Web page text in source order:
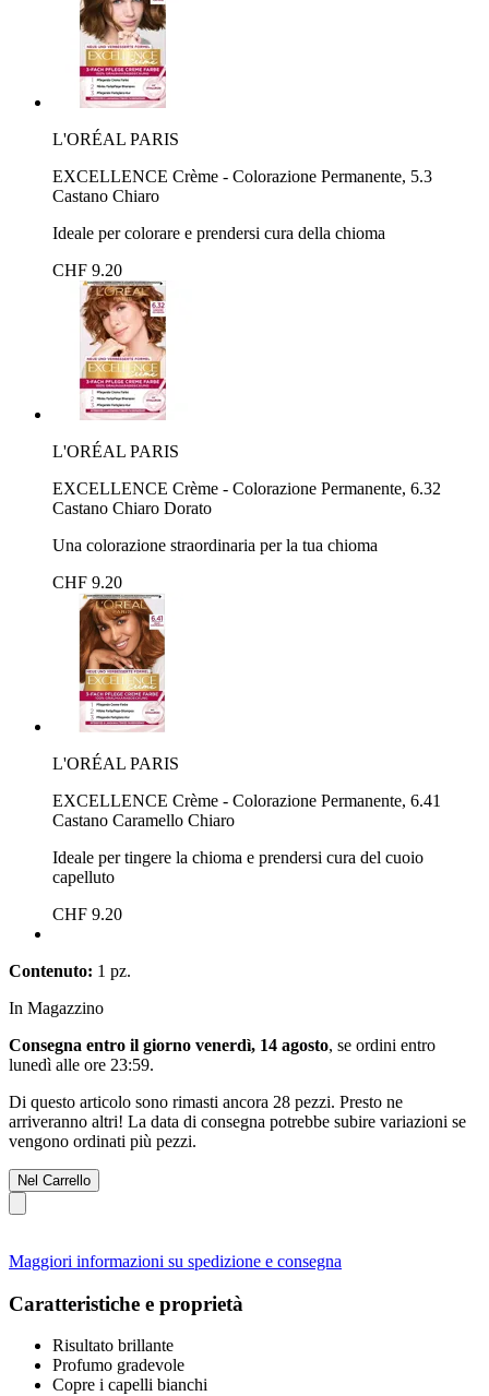
L'ORÉAL PARIS
EXCELLENCE Crème - Colorazione Permanente, 5.3
Castano Chiaro
Ideale per colorare e prendersi cura della chioma
CHF 9.20
L'ORÉAL PARIS
EXCELLENCE Crème - Colorazione Permanente, 6.32
Castano Chiaro Dorato
Una colorazione straordinaria per la tua chioma
CHF 9.20
L'ORÉAL PARIS
EXCELLENCE Crème - Colorazione Permanente, 6.41
Castano Caramello Chiaro
Ideale per tingere la chioma e prendersi cura del cuoio
capelluto
CHF 9.20
Contenuto: 1 pz.
In Magazzino
Consegna entro il giorno venerdì, 14 agosto, se ordini entro
lunedì alle ore 23:59.
Di questo articolo sono rimasti ancora 28 pezzi. Presto ne
arriveranno altri! La data di consegna potrebbe subire variazioni se
vengono ordinati più pezzi.
Nel Carrello
Maggiori informazioni su spedizione e consegna
Caratteristiche e proprietà
Risultato brillante
Profumo gradevole
Copre i capelli bianchi